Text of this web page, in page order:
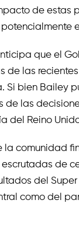
de estas
que el
de las
Si bien Bailey
de las
del Reino
la comunidad
escrutadas de
del
como del